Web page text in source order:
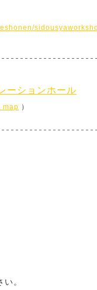
ーションホール
map ）
。